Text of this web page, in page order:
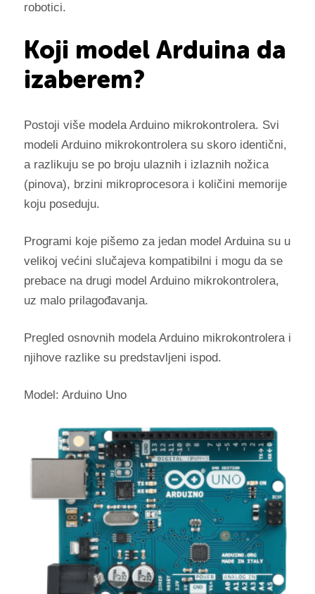
robotici.
Koji model Arduina da
izaberem?
Postoji više modela Arduino mikrokontrolera. Svi
modeli Arduino mikrokontrolera su skoro identični,
a razlikuju se po broju ulaznih i izlaznih nožica
(pinova), brzini mikroprocesora i količini memorije
koju poseduju.
Programi koje pišemo za jedan model Arduina su u
velikoj većini slučajeva kompatibilni i mogu da se
prebace na drugi model Arduino mikrokontrolera,
uz malo prilagođavanja.
Pregled osnovnih modela Arduino mikrokontrolera i
njihove razlike su predstavljeni ispod.
Model: Arduino Uno